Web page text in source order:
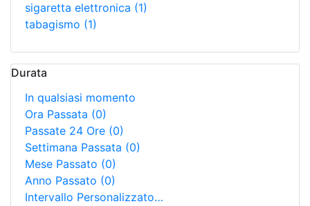
sigaretta elettronica (1)
tabagismo (1)
Durata
In qualsiasi momento
Ora Passata (0)
Passate 24 Ore (0)
Settimana Passata (0)
Mese Passato (0)
Anno Passato (0)
Intervallo Personalizzato…